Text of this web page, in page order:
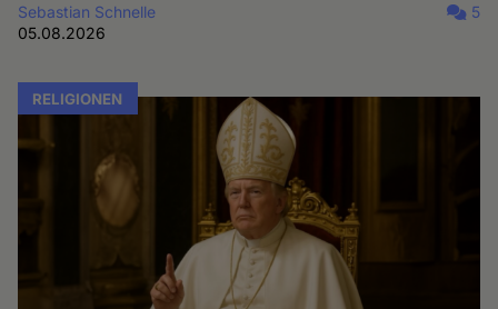
Sebastian Schnelle
05.08.2026
5
RELIGIONEN